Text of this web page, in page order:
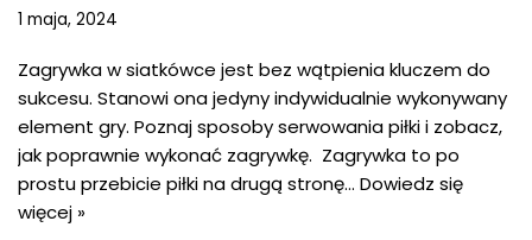
1 maja, 2024
Zagrywka w siatkówce jest bez wątpienia kluczem do
sukcesu. Stanowi ona jedyny indywidualnie wykonywany
element gry. Poznaj sposoby serwowania piłki i zobacz,
jak poprawnie wykonać zagrywkę. Zagrywka to po
prostu przebicie piłki na drugą stronę… Dowiedz się
więcej »